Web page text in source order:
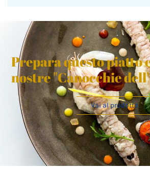
Prepara questo piatto
nostre "Canocchie
Vai al prodotto